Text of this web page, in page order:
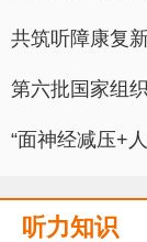
共筑听障康复
第六批国家组
“面神经减压+
听力知识